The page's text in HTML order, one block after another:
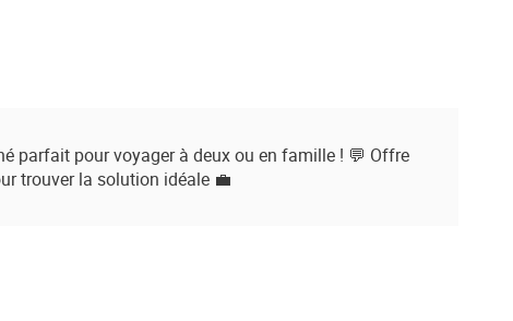
parfait pour voyager à deux ou en famille ! 💬 Offre
trouver la solution idéale 💼